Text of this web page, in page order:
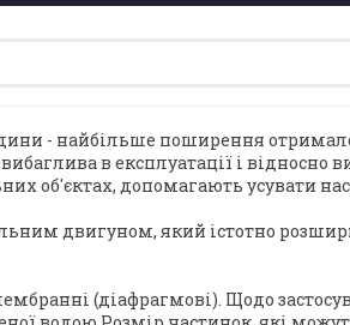
- найбільше поширення
в експлуатації і відносно
об'єктах, допомагають усувати
двигуном, який істотно
(діафрагмові). Щодо